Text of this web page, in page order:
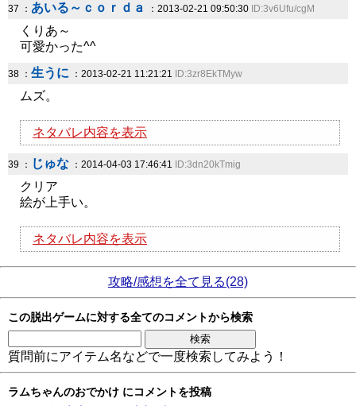
37 ： あいる～ｃｏｒｄａ ：2013-02-21 09:50:30 ID:3v6Ufu/cgM
くりあ～
可愛かった^^
38 ： 生うに ：2013-02-21 11:21:21 ID:3zr8EkTMyw
ムズ。
ネタバレ内容を表示
39 ： じゅな ：2014-04-03 17:46:41 ID:3dn20kTmig
クリア
絵が上手い。
ネタバレ内容を表示
攻略/感想を全て見る(28)
この脱出ゲームに対する全てのコメントから検索
質問前にアイテム名などで一度検索してみよう！
ラムちゃんのおでかけ にコメントを投稿